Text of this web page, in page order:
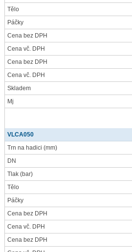
Tělo
Páčky
Cena bez DPH
Cena vč. DPH
Cena bez DPH
Cena vč. DPH
Skladem
Mj
VLCA050
Trn na hadici (mm)
DN
Tlak (bar)
Tělo
Páčky
Cena bez DPH
Cena vč. DPH
Cena bez DPH